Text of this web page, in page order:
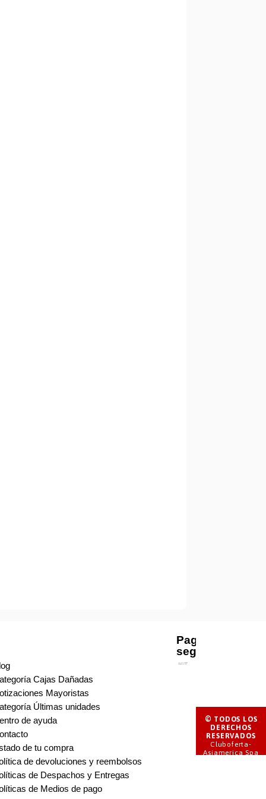
Cajas Dañadas
Mayoristas
Últimas unidades
de ayuda
de tu compra
de devoluciones y reembolsos
de Despachos y Entregas
de Medios de pago
Pago
seguro
© TODOS LOS
DERECHOS
RESERVADOS
Cluboferta-
Asiamerica Spa